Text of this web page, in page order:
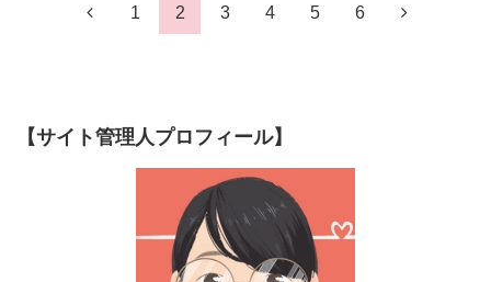
1 2 3 4 5 6
【サイト管理人プロフィール】